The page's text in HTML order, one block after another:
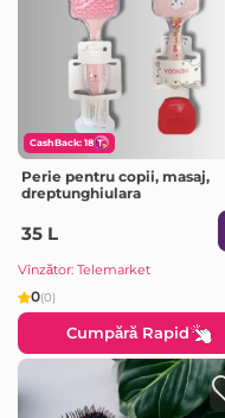
CashBack: 18
Perie pentru copii, masaj,
dreptunghiulara
35 L
Vînzător: Telemarket
0(0)
Cumpără Rapid